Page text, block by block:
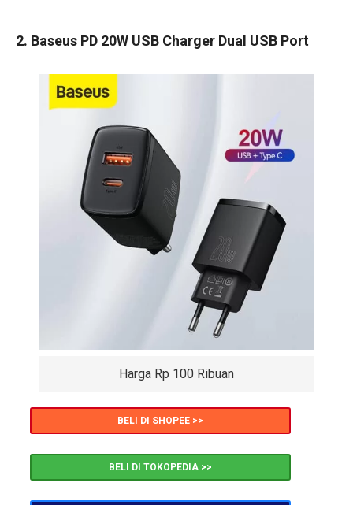
2. Baseus PD 20W USB Charger Dual USB Port
Harga Rp 100 Ribuan
BELI DI SHOPEE >>
BELI DI TOKOPEDIA >>